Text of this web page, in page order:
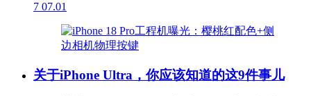
7 07.01
关于iPhone Ultra，你应该知道的这9件事儿